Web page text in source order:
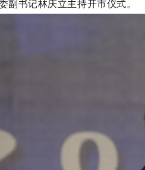
副书记林庆立主持开市仪式。